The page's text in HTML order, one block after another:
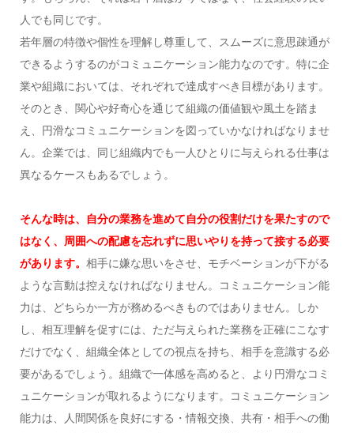
人でも同じです。
若年層の特徴や個性を理解し尊重して、スムーズに意思疎通が
できるようするのがコミュニケーション能力なのです。特に企
業や組織においては、それぞれで達成すべき目標があります。
そのとき、関心や好奇心を通じて組織の価値観や風土を踏ま
え、円滑なコミュニケーションを図っていかなければなりませ
ん。企業では、同じ組織内でも一人ひとりに与えられる仕事は
異なるケースもあるでしょう。
そんな時は、自分の業務を進めて自分の役割だけを果たすので
はなく、周囲への配慮を忘れずに思いやりを持って接する必要
があります。 相手に嫌な思いをさせ、モチベーションが下がる
ような言動は控えなければなりません。コミュニケーション能
力は、どちらか一方が務めるべきものではありません。しか
し、相互理解を促すには、ただ与えられた業務を正確にこなす
だけでなく、組織全体としての視点を持ち、相手を意識する必
要があるでしょう。組織で一体感を高めると、より円滑なコミ
ュニケーションが取れるようになります。コミュニケーション
能力は、人間関係を良好にする・情報交換、共有・相手への働